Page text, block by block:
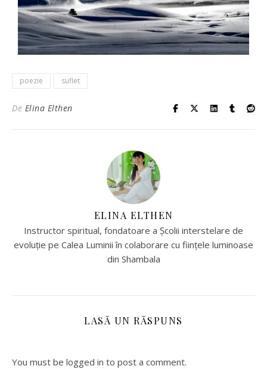
poezie suflet
De Elina Elthen
ELINA ELTHEN
Instructor spiritual, fondatoare a Școlii interstelare de
evoluție pe Calea Luminii în colaborare cu ființele luminoase
din Shambala
LASĂ UN RĂSPUNS
You must be logged in to post a comment.